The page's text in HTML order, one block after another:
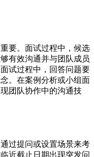
要。面试过程中，候选
有效沟通并与团队成员
试过程中，回答问题要
。在案例分析或小组面
团队协作中的沟通技
过提问或设置场景来考
近截止日期出现突发问